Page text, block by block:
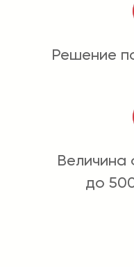
Решение
Величина
до